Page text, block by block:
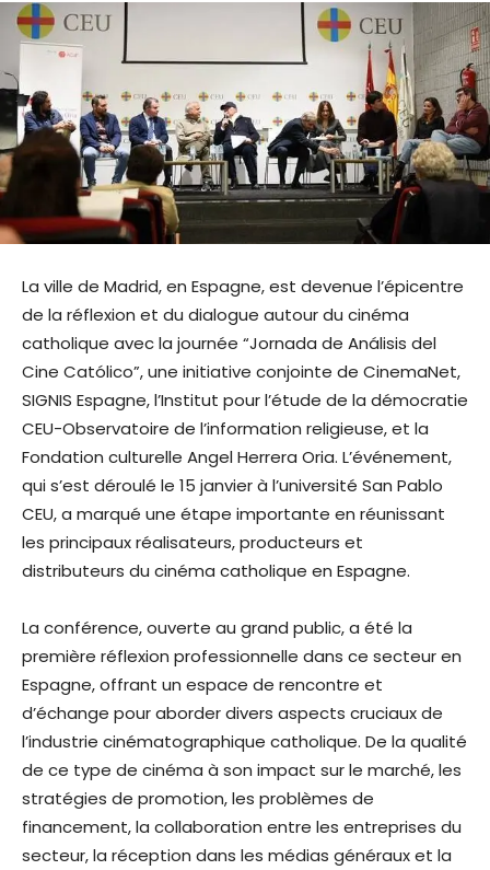
La ville de Madrid, en Espagne, est devenue l’épicentre
de la réflexion et du dialogue autour du cinéma
catholique avec la journée “Jornada de Análisis del
Cine Católico”, une initiative conjointe de CinemaNet,
SIGNIS Espagne, l’Institut pour l’étude de la démocratie
CEU-Observatoire de l’information religieuse, et la
Fondation culturelle Angel Herrera Oria. L’événement,
qui s’est déroulé le 15 janvier à l’université San Pablo
CEU, a marqué une étape importante en réunissant
les principaux réalisateurs, producteurs et
distributeurs du cinéma catholique en Espagne.
La conférence, ouverte au grand public, a été la
première réflexion professionnelle dans ce secteur en
Espagne, offrant un espace de rencontre et
d’échange pour aborder divers aspects cruciaux de
l’industrie cinématographique catholique. De la qualité
de ce type de cinéma à son impact sur le marché, les
stratégies de promotion, les problèmes de
financement, la collaboration entre les entreprises du
secteur, la réception dans les médias généraux et la